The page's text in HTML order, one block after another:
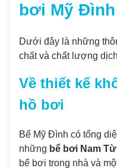
bơi Mỹ Đình
Dưới đây là những
chất và chất lượng
Về thiết kế
hồ bơi
Bể Mỹ Đình có tổng
những bể bơi Nam
bể bơi trong nhà và